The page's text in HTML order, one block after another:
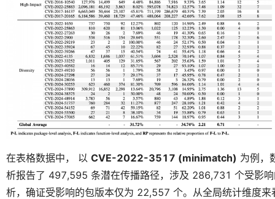
在表格数据中， 以 CVE-2022-3517 (minimatch) 为例，
析报告了 497,595 条潜在传播路径，涉及 286,731 个受影
析，确证受影响的包版本仅为 22,557 个。从全局统计维度